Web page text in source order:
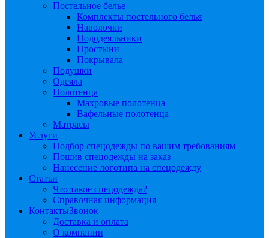
Постельное белье
Комплекты постельного белья
Наволочки
Пододеяльники
Простыни
Покрывала
Подушки
Одеяла
Полотенца
Махровые полотенца
Вафельные полотенца
Матрасы
Услуги
Подбор спецодежды по вашим требованиям
Пошив спецодежды на заказ
Нанесение логотипа на спецодежду
Статьи
Что такое спецодежда?
Справочная информация
КонтактыЗвонок
Доставка и оплата
О компании